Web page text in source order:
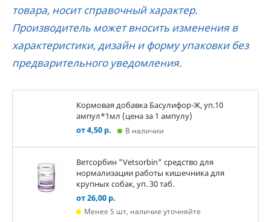
товара, носит справочный характер.
Производитель может вносить изменения в
характеристики, дизайн и форму упаковки без
предварительного уведомления.
Кормовая добавка Басулифор-Ж, уп.10
ампул*1мл (цена за 1 ампулу)
от 4,50 р.
В наличии
Ветсорбин "Vetsorbin" средство для
нормализации работы кишечника для
крупных собак, уп. 30 таб.
от 26,00 р.
Менее 5 шт, наличие уточняйте